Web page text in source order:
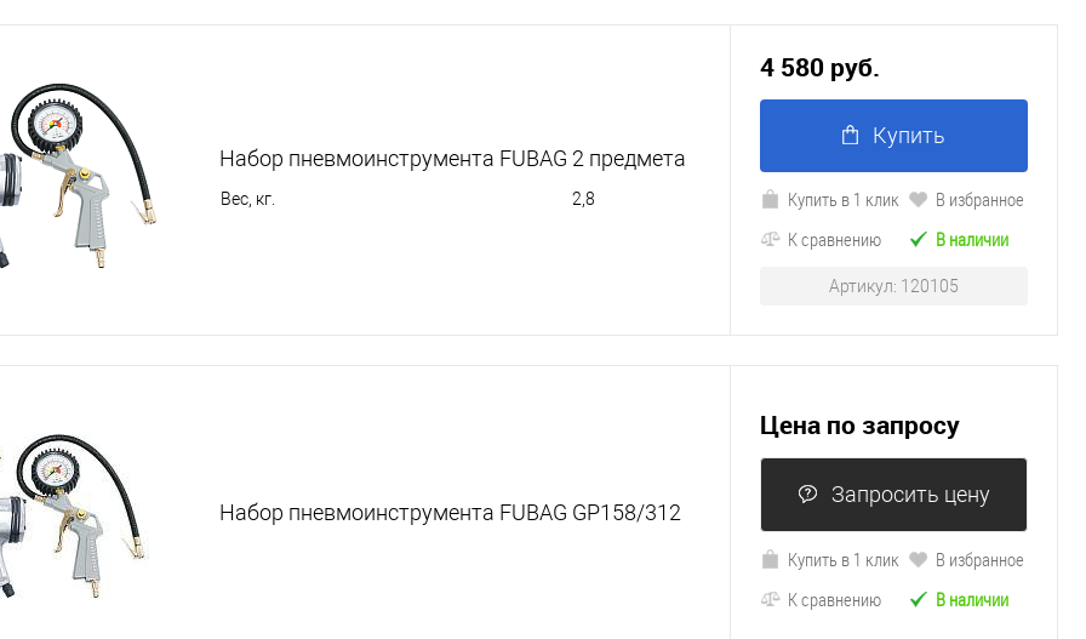
Набор пневмоинструмента FUBAG 2 предмета
Вес, кг. 2,8
4 580 руб.
Купить
Купить в 1 клик
В избранное
К сравнению
В наличии
Артикул: 120105
Набор пневмоинструмента FUBAG GP158/312
Цена по запросу
Запросить цену
Купить в 1 клик
В избранное
К сравнению
В наличии